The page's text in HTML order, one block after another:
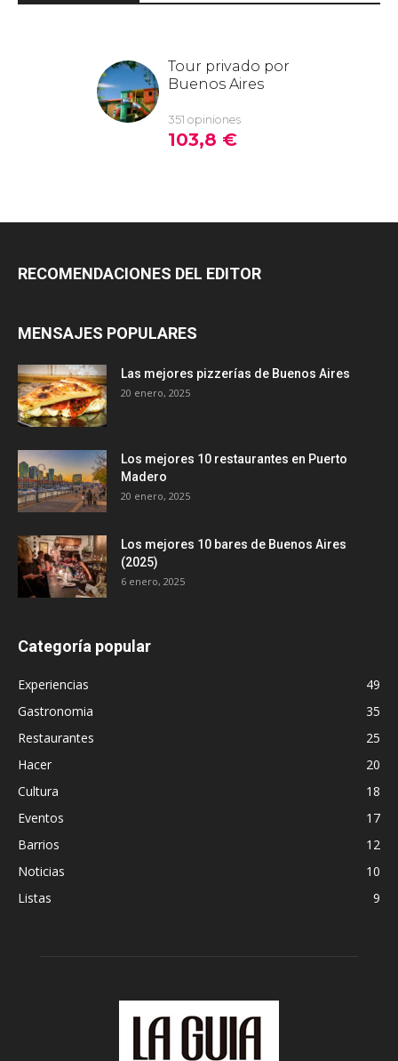
RECOMENDACIONES DEL EDITOR
MENSAJES POPULARES
Las mejores pizzerías de Buenos Aires
20 enero, 2025
Los mejores 10 restaurantes en Puerto
Madero
20 enero, 2025
Los mejores 10 bares de Buenos Aires
(2025)
6 enero, 2025
Categoría popular
Experiencias
49
Gastronomia
35
Restaurantes
25
Hacer
20
Cultura
18
Eventos
17
Barrios
12
Noticias
10
Listas
9